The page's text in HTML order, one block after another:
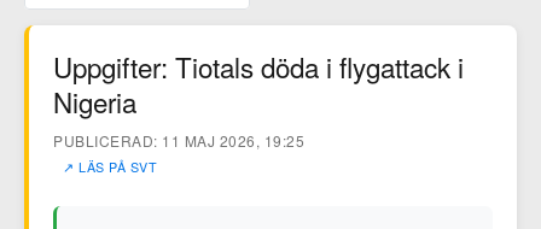
Uppgifter: Tiotals döda i flygattack i
Nigeria
PUBLICERAD: 11 MAJ 2026, 19:25
↗ LÄS PÅ SVT